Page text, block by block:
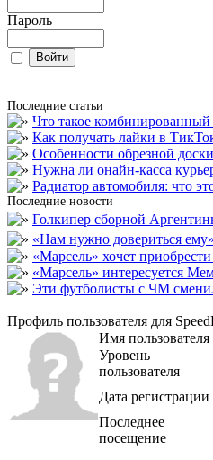
Пароль
Последние статьи
Что такое
Как получать лайки в
Особенности обрезной
Нужна ли онайн-касса
Радиатор автомобиля: что
Последние новости
Голкипер сборной
«Нам нужно довериться
«Марсель» хочет
«Марсель» интересуется
Эти футболисты с ЧМ
Профиль пользователя для
Имя пользователя
Уровень
пользователя
Дата регистрации
Последнее
посещение